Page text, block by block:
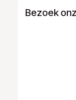
Bezoek